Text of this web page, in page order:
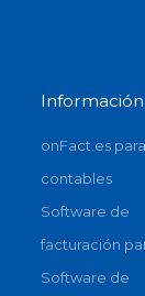
Información
onFact.es para
contables
Software de
facturación
Software de